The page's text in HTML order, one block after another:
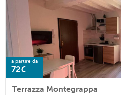
a partire da
72€
Terrazza Montegrappa